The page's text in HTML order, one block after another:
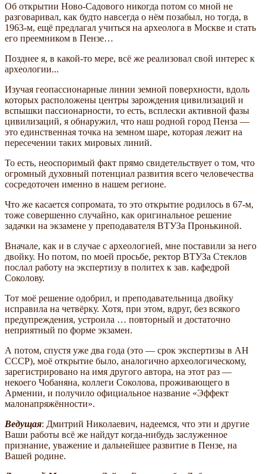
Об открытии Ново-Садового никогда потом со мной не
разговаривал, как будто навсегда о нём позабыл, но тогда, в
1963-м, ещё предлагал учиться на археолога в Москве и стать
его преемником в Пензе…
Позднее я, в какой-то мере, всё же реализовал свой интерес к
археологии...
Изучая геопассионарные линии земной поверхности, вдоль
которых расположены центры зарождения цивилизаций и
вспышки пассионарности, то есть, всплески активной фазы
цивилизаций, я обнаружил, что наш родной город Пенза —
это единственная точка на земном шаре, которая лежит на
пересечении таких мировых линий.
То есть, неоспоримый факт прямо свидетельствует о том, что
огромный духовный потенциал развития всего человечества
сосредоточен именно в нашем регионе.
Что же касается сопромата, то это открытие родилось в 67-м,
тоже совершенно случайно, как оригинальное решение
задачки на экзамене у преподавателя ВТУЗа Пронькиной.
Вначале, как и в случае с археологией, мне поставили за него
двойку. Но потом, по моей просьбе, ректор ВТУЗа Стеклов
послал работу на экспертизу в политех к зав. кафедрой
Соколову.
Тот моё решение одобрил, и преподавательница двойку
исправила на четвёрку. Хотя, при этом, вдруг, без всякого
предупреждения, устроила … повторный и достаточно
неприятный по форме экзамен.
А потом, спустя уже два года (это — срок экспертизы в АН
СССР), моё открытие было, аналогично археологическому,
зарегистрировано на имя другого автора, на этот раз —
некоего Чобаняна, коллеги Соколова, проживающего в
Армении, и получило официальное название «Эффект
малонапряжённости».
Ведущая: Дмитрий Николаевич, надеемся, что эти и другие
Ваши работы всё же найдут когда-нибудь заслуженное
признание, уважение и дальнейшее развитие в Пензе, на
Вашей родине.